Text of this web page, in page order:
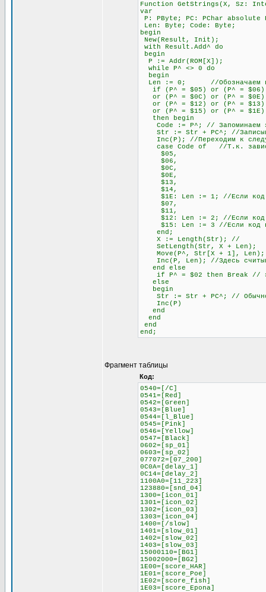
Function GetStrings(X, Sz:
var
P: PByte; PC: PChar absolute
Len: Byte; Code: Byte;
begin
New(Result, Init);
with Result.Add^ do
begin
P := Addr(ROM[X]);
while P^ <> 0 do
begin
Len := 0; //Обозначаем
if (P^ = $05) or (P^ = $06) or
or (P^ = $0C) or (P^ = $0E) or
or (P^ = $12) or (P^ = $13)
or (P^ = $15) or (P^ = $1E)
then begin
Code := P^; // Запоминаем
Str := Str + PC^; //
Inc(P); //Переходим к
case Code of //Т.к.
$05,
$06,
$0C,
$0E,
$13,
$14,
$1E: Len := 1; //Если код
$07,
$11,
$12: Len := 2; //Если код
$15: Len := 3 //Если код
end;
X := Length(Str); //
SetLength(Str, X +
Move(P^, Str[X + 1],
Inc(P, Len); //Здесь
end else
if P^ = $02 then Break // это
else
begin
Str := Str + PC^; // Обычное
Inc(P)
end
end
end
end;
Фрагмент таблицы
Код:
0540=[/C]
0541=[Red]
0542=[Green]
0543=[Blue]
0544=[l_Blue]
0545=[Pink]
0546=[Yellow]
0547=[Black]
0602=[sp_01]
0603=[sp_02]
077072=[07_200]
0C0A=[delay_1]
0C14=[delay_2]
1100A0=[11_223]
123880=[snd_04]
1300=[icon_01]
1301=[icon_02]
1302=[icon_03]
1303=[icon_04]
1400=[/slow]
1401=[slow_01]
1402=[slow_02]
1403=[slow_03]
15000110=[BG1]
15002000=[BG2]
1E00=[score_HAR]
1E01=[score_Poe]
1E02=[score_fish]
1E03=[score_Epona]